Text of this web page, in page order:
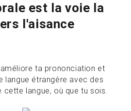
est la voie la
l'aisance
ta prononciation et
langue étrangère avec des
cette langue, où que tu sois.